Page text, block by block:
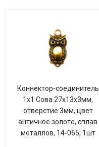
Коннектор-соединитель
1х1 Сова 27х13х3мм,
отверстие 3мм, цвет
античное золото, сплав
металлов, 14-065, 1шт